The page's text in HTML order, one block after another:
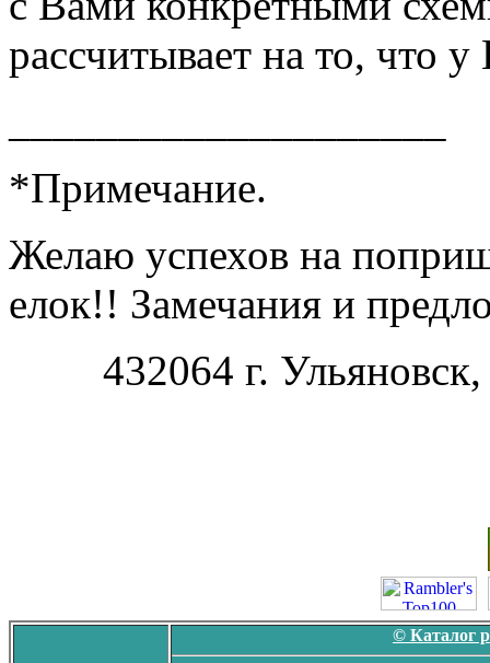
рассчитывает на то, что
*Примечание.
Желаю успехов на
елок!! Замечания и
432064 г.
© Каталог